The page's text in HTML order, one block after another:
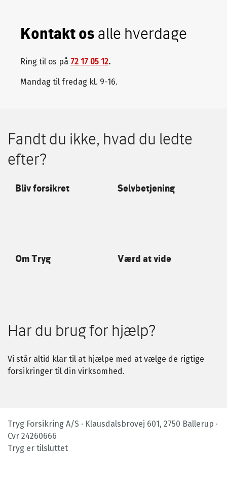
Kontakt os alle hverdage
Ring til os på 72 17 05 12.
Mandag til fredag kl. 9-16.
Fandt du ikke, hvad du ledte
efter?
Bliv forsikret Selvbetjening
Om Tryg Værd at vide
Har du brug for hjælp?
Vi står altid klar til at hjælpe med at vælge de rigtige
forsikringer til din virksomhed.
Tryg Forsikring A/S · Klausdalsbrovej 601, 2750 Ballerup ·
Cvr 24260666
Tryg er tilsluttet